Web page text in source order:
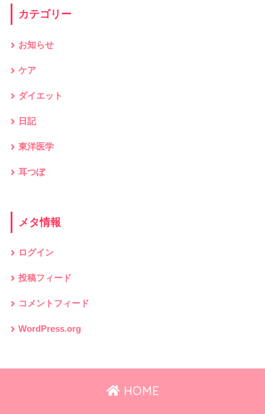
カテゴリー
お知らせ
ケア
ダイエット
日記
東洋医学
耳つぼ
メタ情報
ログイン
投稿フィード
コメントフィード
WordPress.org
HOME